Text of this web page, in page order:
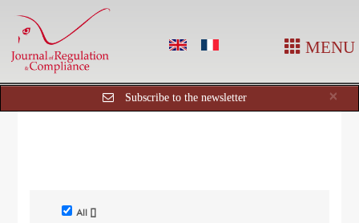
MENU
×
Subscribe to the newsletter
All []